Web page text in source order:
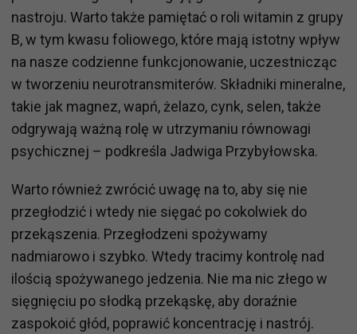
nastroju. Warto także pamiętać o roli witamin z grupy
B, w tym kwasu foliowego, które mają istotny wpływ
na nasze codzienne funkcjonowanie, uczestnicząc
w tworzeniu neurotransmiterów. Składniki mineralne,
takie jak magnez, wapń, żelazo, cynk, selen, także
odgrywają ważną rolę w utrzymaniu równowagi
psychicznej – podkreśla Jadwiga Przybyłowska.
Warto również zwrócić uwagę na to, aby się nie
przegłodzić i wtedy nie sięgać po cokolwiek do
przekąszenia. Przegłodzeni spożywamy
nadmiarowo i szybko. Wtedy tracimy kontrolę nad
ilością spożywanego jedzenia. Nie ma nic złego w
sięgnięciu po słodką przekąskę, aby doraźnie
zaspokoić głód, poprawić koncentrację i nastrój.